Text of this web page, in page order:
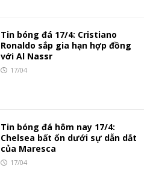
Tin bóng đá 17/4: Cristiano
Ronaldo sắp gia hạn hợp đồng
với Al Nassr
17/04
Tin bóng đá hôm nay 17/4:
Chelsea bất ổn dưới sự dẫn dắt
của Maresca
17/04